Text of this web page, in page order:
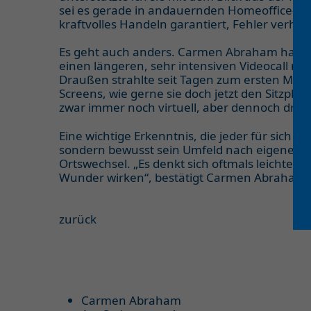
sei es gerade in andauernden Homeoffice-
kraftvolles Handeln garantiert, Fehler
Es geht auch anders. Carmen Abraham hat
einen längeren, sehr intensiven Videocall
Draußen strahlte seit Tagen zum ersten Mal
Screens, wie gerne sie doch jetzt den
zwar immer noch virtuell, aber dennoch
Eine wichtige Erkenntnis, die jeder für sich
sondern bewusst sein Umfeld nach eigenen
Ortswechsel. „Es denkt sich oftmals leichter
Wunder wirken“, bestätigt Carmen
zurück
Carmen Abraham